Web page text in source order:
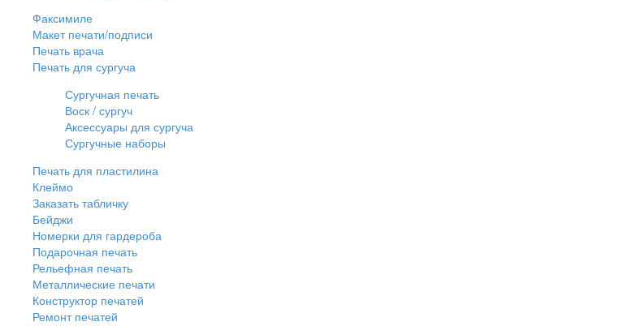
Факсимиле
Макет печати/подписи
Печать врача
Печать для сургуча
Сургучная печать
Воск / сургуч
Аксессуары для сургуча
Сургучные наборы
Печать для пластилина
Клеймо
Заказать табличку
Бейджи
Номерки для гардероба
Подарочная печать
Рельефная печать
Металлические печати
Конструктор печатей
Ремонт печатей